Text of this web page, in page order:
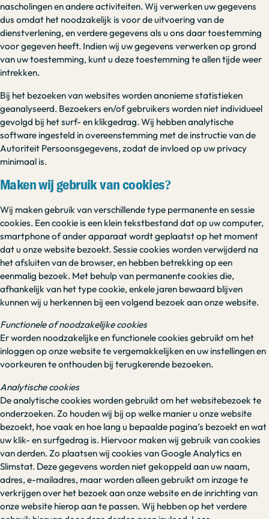
nascholingen en andere activiteiten. Wij verwerken uw gegevens
dus omdat het noodzakelijk is voor de uitvoering van de
dienstverlening, en verdere gegevens als u ons daar toestemming
voor gegeven heeft. Indien wij uw gegevens verwerken op grond
van uw toestemming, kunt u deze toestemming te allen tijde weer
intrekken.
Bij het bezoeken van websites worden anonieme statistieken
geanalyseerd. Bezoekers en/of gebruikers worden niet individueel
gevolgd bij het surf- en klikgedrag. Wij hebben analytische
software ingesteld in overeenstemming met de instructie van de
Autoriteit Persoonsgegevens, zodat de invloed op uw privacy
minimaal is.
Maken wij gebruik van cookies?
Wij maken gebruik van verschillende type permanente en sessie
cookies. Een cookie is een klein tekstbestand dat op uw computer,
smartphone of ander apparaat wordt geplaatst op het moment
dat u onze website bezoekt. Sessie cookies worden verwijderd na
het afsluiten van de browser, en hebben betrekking op een
eenmalig bezoek. Met behulp van permanente cookies die,
afhankelijk van het type cookie, enkele jaren bewaard blijven
kunnen wij u herkennen bij een volgend bezoek aan onze website.
Functionele of noodzakelijke cookies
Er worden noodzakelijke en functionele cookies gebruikt om het
inloggen op onze website te vergemakkelijken en uw instellingen en
voorkeuren te onthouden bij terugkerende bezoeken.
Analytische cookies
De analytische cookies worden gebruikt om het websitebezoek te
onderzoeken. Zo houden wij bij op welke manier u onze website
bezoekt, hoe vaak en hoe lang u bepaalde pagina’s bezoekt en wat
uw klik- en surfgedrag is. Hiervoor maken wij gebruik van cookies
van derden. Zo plaatsen wij cookies van Google Analytics en
Slimstat. Deze gegevens worden niet gekoppeld aan uw naam,
adres, e-mailadres, maar worden alleen gebruikt om inzage te
verkrijgen over het bezoek aan onze website en de inrichting van
onze website hierop aan te passen. Wij hebben op het verdere